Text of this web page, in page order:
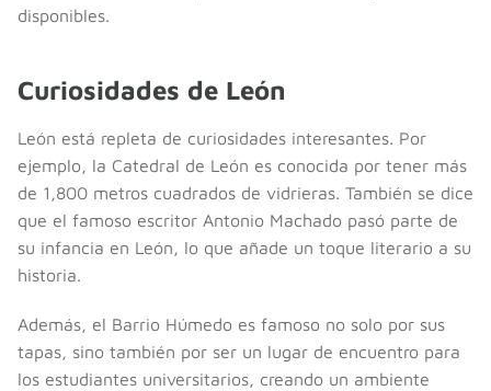
disponibles.
Curiosidades de León
León está repleta de curiosidades interesantes. Por
ejemplo, la Catedral de León es conocida por tener más
de 1,800 metros cuadrados de vidrieras. También se dice
que el famoso escritor Antonio Machado pasó parte de
su infancia en León, lo que añade un toque literario a su
historia.
Además, el Barrio Húmedo es famoso no solo por sus
tapas, sino también por ser un lugar de encuentro para
los estudiantes universitarios, creando un ambiente